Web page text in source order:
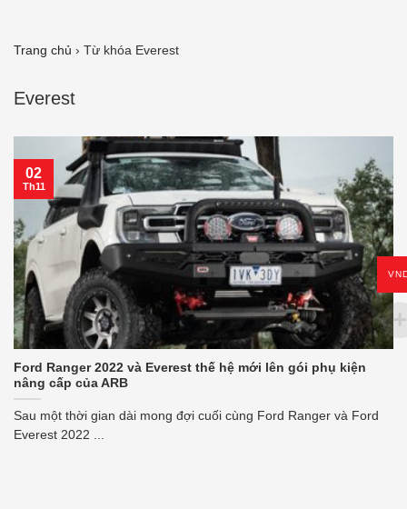
Trang chủ › Từ khóa Everest
Everest
Ford Ranger 2022 và Everest thế hệ mới lên gói phụ kiện
nâng cấp của ARB
Sau một thời gian dài mong đợi cuối cùng Ford Ranger và Ford
Everest 2022 ...
02
Th11